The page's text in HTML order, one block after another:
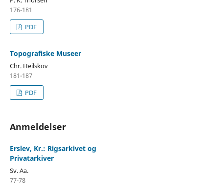
176-181
PDF
Topografiske Museer
Chr. Heilskov
181-187
PDF
Anmeldelser
Erslev, Kr.: Rigsarkivet og
Privatarkiver
Sv. Aa.
77-78